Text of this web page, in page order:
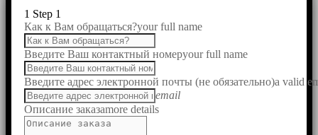
1 Step 1
Как к Вам обращаться?your full name
Введите Ваш контактный номерyour full name
Введите адрес электронной почты (не обязательно)a valid
email
Описание заказаmore details